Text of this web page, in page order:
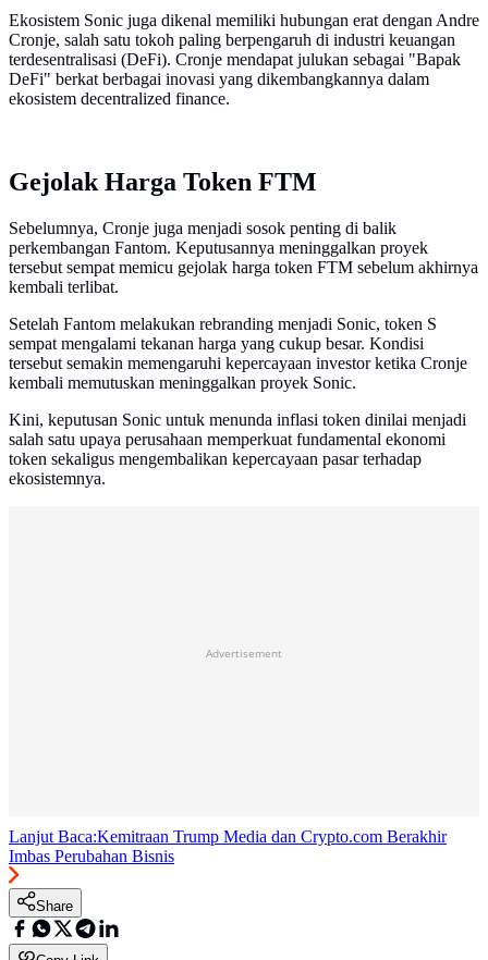
Ekosistem Sonic juga dikenal memiliki hubungan erat dengan Andre
Cronje, salah satu tokoh paling berpengaruh di industri keuangan
terdesentralisasi (DeFi). Cronje mendapat julukan sebagai "Bapak
DeFi" berkat berbagai inovasi yang dikembangkannya dalam
ekosistem decentralized finance.
Gejolak Harga Token FTM
Sebelumnya, Cronje juga menjadi sosok penting di balik
perkembangan Fantom. Keputusannya meninggalkan proyek
tersebut sempat memicu gejolak harga token FTM sebelum akhirnya
kembali terlibat.
Setelah Fantom melakukan rebranding menjadi Sonic, token S
sempat mengalami tekanan harga yang cukup besar. Kondisi
tersebut semakin memengaruhi kepercayaan investor ketika Cronje
kembali memutuskan meninggalkan proyek Sonic.
Kini, keputusan Sonic untuk menunda inflasi token dinilai menjadi
salah satu upaya perusahaan memperkuat fundamental ekonomi
token sekaligus mengembalikan kepercayaan pasar terhadap
ekosistemnya.
Advertisement
Lanjut Baca:Kemitraan Trump Media dan Crypto.com Berakhir
Imbas Perubahan Bisnis
Share